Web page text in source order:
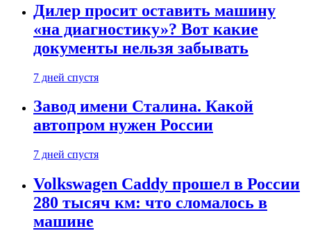
Дилер просит оставить машину
«на диагностику»? Вот какие
документы нельзя забывать
7 дней спустя
Завод имени Сталина. Какой
автопром нужен России
7 дней спустя
Volkswagen Caddy прошел в России
280 тысяч км: что сломалось в
машине